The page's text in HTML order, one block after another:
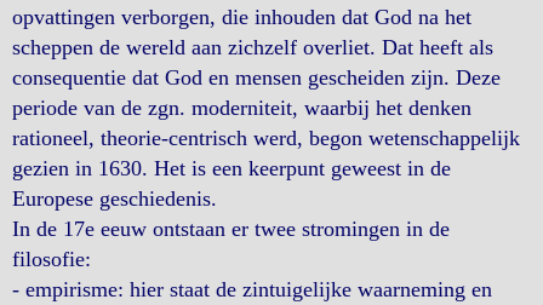
opvattingen verborgen, die inhouden dat God na het
scheppen de wereld aan zichzelf overliet. Dat heeft als
consequentie dat God en mensen gescheiden zijn. Deze
periode van de zgn. moderniteit, waarbij het denken
rationeel, theorie-centrisch werd, begon wetenschappelijk
gezien in 1630. Het is een keerpunt geweest in de
Europese geschiedenis.
In de 17e eeuw ontstaan er twee stromingen in de
filosofie:
- empirisme: hier staat de zintuigelijke waarneming en